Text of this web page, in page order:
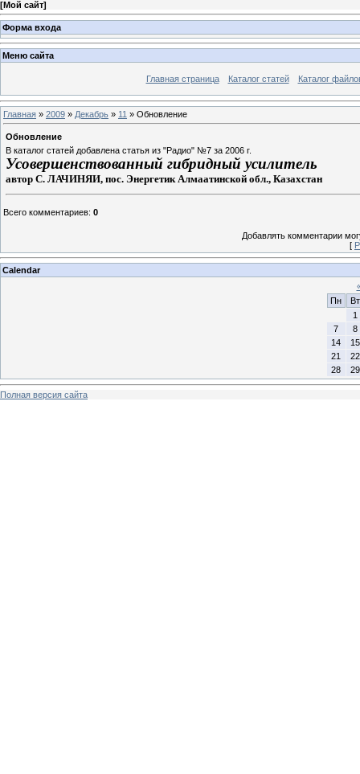
[Мой сайт]
Форма входа
Меню сайта
Главная страница Каталог статей Каталог
Главная » 2009 » Декабрь » 11 » Обновление
Обновление
В каталог статей добавлена статья из "Радио" №7 за 2006 г.
Усовершенствованный гибридный усилитель
автор С. ЛАЧИНЯИ, пос. Энергетик Алмаатинской обл., Казахстан
Всего комментариев: 0
Добавлять комментарии
[
Calendar
Пн
Вт
1
7
8
14
15
21
22
28
29
Полная версия сайта